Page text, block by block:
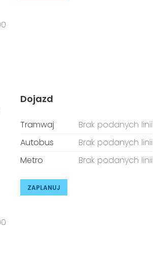
Dojazd
Tramwaj
Brak podanych linii
Autobus
Brak podanych linii
Metro
Brak podanych linii
ZAPLANUJ